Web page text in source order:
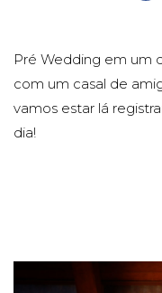
Pré Wedding em um
com um casal de
vamos estar lá
dia!